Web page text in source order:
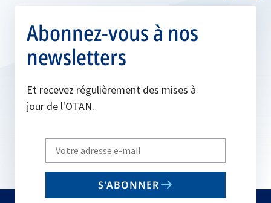
Abonnez-vous à nos
newsletters
Et recevez régulièrement des mises à
jour de l'OTAN.
Write
your
email
S'ABONNER